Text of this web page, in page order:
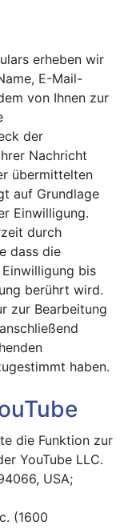
erheben wir
E-Mail-
von Ihnen zur
der
Nachricht
übermittelten
auf Grundlage
Einwilligung.
durch
dass die
bis
berührt wird.
zur Bearbeitung
haben.
die Funktion zur
YouTube LLC.
USA;
(1600